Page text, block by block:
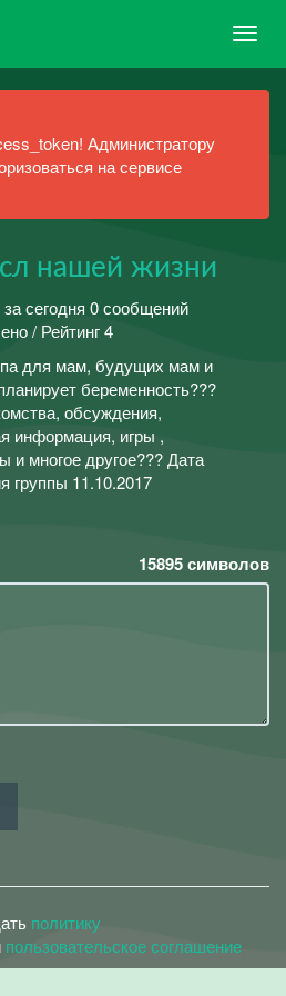
Администратору
на сервисе
нашей жизни
за сегодня 0 сообщений
/ Рейтинг 4
для мам, будущих мам и
беременность???
обсуждения,
информация, игры ,
и многое другое??? Дата
группы 11.10.2017
15895символов
политику
пользовательское соглашение